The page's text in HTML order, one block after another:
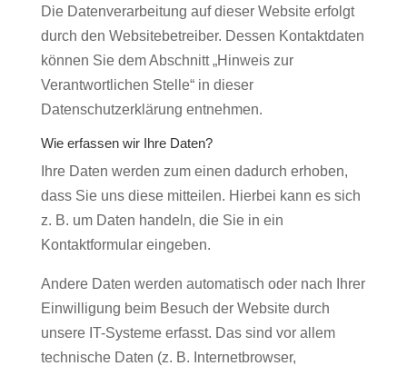
Die Datenverarbeitung auf dieser Website erfolgt
durch den Websitebetreiber. Dessen Kontaktdaten
können Sie dem Abschnitt „Hinweis zur
Verantwortlichen Stelle“ in dieser
Datenschutzerklärung entnehmen.
Wie erfassen wir Ihre Daten?
Ihre Daten werden zum einen dadurch erhoben,
dass Sie uns diese mitteilen. Hierbei kann es sich
z. B. um Daten handeln, die Sie in ein
Kontaktformular eingeben.
Andere Daten werden automatisch oder nach Ihrer
Einwilligung beim Besuch der Website durch
unsere IT-Systeme erfasst. Das sind vor allem
technische Daten (z. B. Internetbrowser,